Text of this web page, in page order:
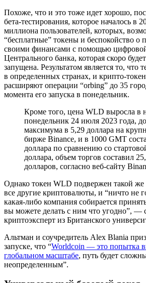
Похоже, что и это тоже идет хорошо,
бета-тестирования, которое началось в
миллиона пользователей, которых,
“бесплатные” токены и беспокойство о
своими финансами с помощью
Центрального банка, которая скоро будет
запущена. Результатом является то, что
в определенных странах, и крипто-
расширяют операции “orbing” до 35
момента его запуска в понедельник.
Кроме того, цена WLD выросла в
понедельник 24 июля 2023 года,
максимума в 5,29 доллара на
бирже Binance, и в 1000 GMT
доллара по сравнению со
доллара, объем торгов составил
долларов, согласно веб-сайту
Однако токен WLD подвержен такой же
все другие криптовалюты, и “ничто не
какая-либо компания собирается
вы можете делать с ним что угодно”, —
криптоэксперт из Британского
Альтман и соучредитель Alex Blania
запуске, что “Worldcoin — это попытка
глобальном масштабе, путь будет
неопределенным”.